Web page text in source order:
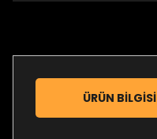
ÜRÜN BILGISI